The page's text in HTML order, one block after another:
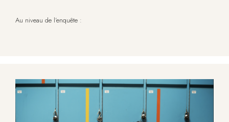
Au niveau de l’enquête :